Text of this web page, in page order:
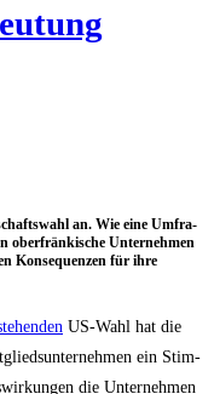
an. Wie eine Umfra­
ober­frän­ki­sche Unter­neh­men
Kon­se­quen­zen für ihre
US-Wahl hat die
ein Stim­
die Unter­neh­men